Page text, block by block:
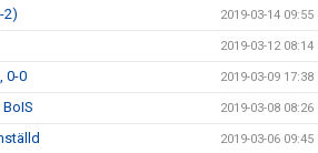
2) 2019-03-14 09:55
2019-03-12 08:14
0-0 2019-03-09 17:38
2019-03-08 08:26
2019-03-06 09:45